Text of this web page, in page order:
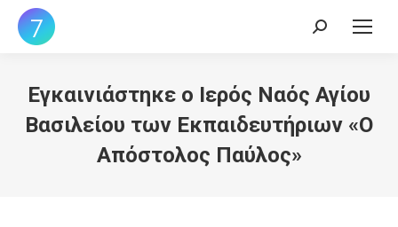
Search:
Εγκαινιάστηκε ο Ιερός Ναός Αγίου
Βασιλείου των Εκπαιδευτήριων «Ο
Απόστολος Παύλος»